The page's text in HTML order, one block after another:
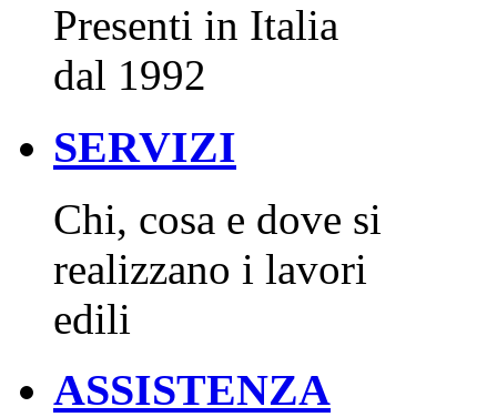
Presenti in Italia
dal 1992
SERVIZI
Chi, cosa e dove si
realizzano i lavori
edili
ASSISTENZA